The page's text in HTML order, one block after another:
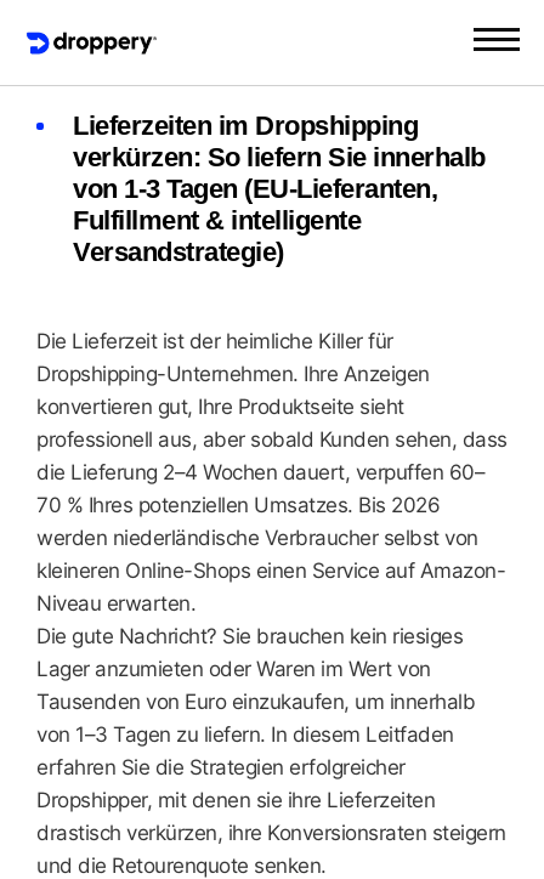
Lieferzeiten im Dropshipping
verkürzen: So liefern Sie innerhalb
von 1-3 Tagen (EU-Lieferanten,
Fulfillment & intelligente
Versandstrategie)
Die Lieferzeit ist der heimliche Killer für
Dropshipping-Unternehmen. Ihre Anzeigen
konvertieren gut, Ihre Produktseite sieht
professionell aus, aber sobald Kunden sehen, dass
die Lieferung 2–4 Wochen dauert, verpuffen 60–
70 % Ihres potenziellen Umsatzes. Bis 2026
werden niederländische Verbraucher selbst von
kleineren Online-Shops einen Service auf Amazon-
Niveau erwarten.
Die gute Nachricht? Sie brauchen kein riesiges
Lager anzumieten oder Waren im Wert von
Tausenden von Euro einzukaufen, um innerhalb
von 1–3 Tagen zu liefern. In diesem Leitfaden
erfahren Sie die Strategien erfolgreicher
Dropshipper, mit denen sie ihre Lieferzeiten
drastisch verkürzen, ihre Konversionsraten steigern
und die Retourenquote senken.